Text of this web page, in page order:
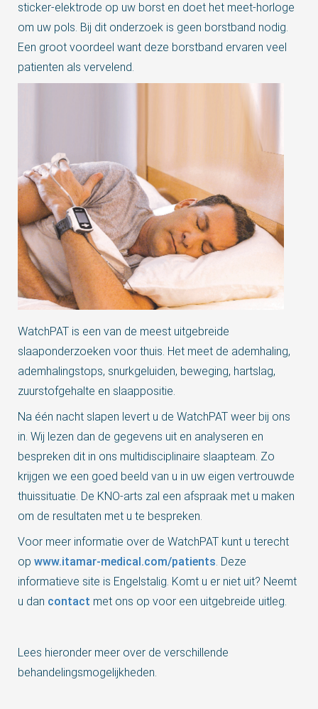
sticker-elektrode op uw borst en doet het meet-horloge
om uw pols. Bij dit onderzoek is geen borstband nodig.
Een groot voordeel want deze borstband ervaren veel
patienten als vervelend.
WatchPAT is een van de meest uitgebreide
slaaponderzoeken voor thuis. Het meet de ademhaling,
ademhalingstops, snurkgeluiden, beweging, hartslag,
zuurstofgehalte en slaappositie.
Na één nacht slapen levert u de WatchPAT weer bij ons
in. Wij lezen dan de gegevens uit en analyseren en
bespreken dit in ons multidisciplinaire slaapteam. Zo
krijgen we een goed beeld van u in uw eigen vertrouwde
thuissituatie. De KNO-arts zal een afspraak met u maken
om de resultaten met u te bespreken.
Voor meer informatie over de WatchPAT kunt u terecht
op www.itamar-medical.com/patients. Deze
informatieve site is Engelstalig. Komt u er niet uit? Neemt
u dan contact met ons op voor een uitgebreide uitleg.
Lees hieronder meer over de verschillende
behandelingsmogelijkheden.